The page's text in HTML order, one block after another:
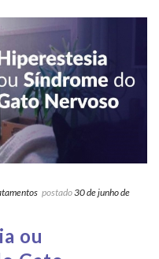
postado30 de junho de
ou